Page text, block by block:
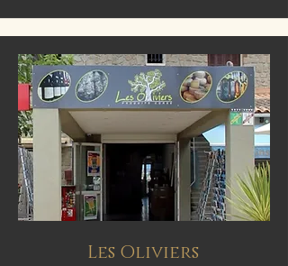
Les Oliviers